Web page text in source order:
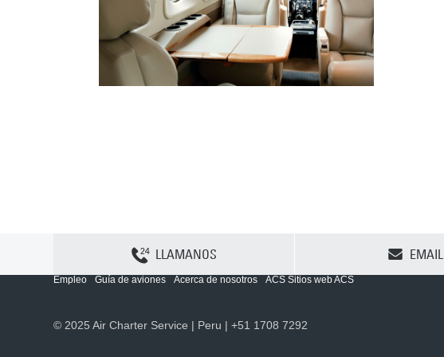
LLAMANOS EMAIL
Sitemap Política y privacidad
Empleo
Guía de aviones Acerca de nosotros ACS Sitios web ACS
© 2025 Air Charter Service | Peru | +51 1708 7292